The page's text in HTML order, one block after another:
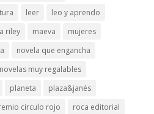
leer
leo y aprendo
riley maeva
mujeres
novela que engancha
novelas muy regalables
planeta
plaza&janés
circulo rojo roca editorial